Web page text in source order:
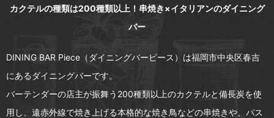
カクテルの種類は200種類以上！串焼き×イタリアンのダイニング
バー
DINING BAR Piece（ダイニングバーピース）は福岡市中央区春吉
にあるダイニングバーです。
バーテンダーの店主が振舞う200種類以上のカクテルと備長炭を使
用し、 遠赤外線で焼き上げる本格的な焼き鳥などの串焼きや、パス